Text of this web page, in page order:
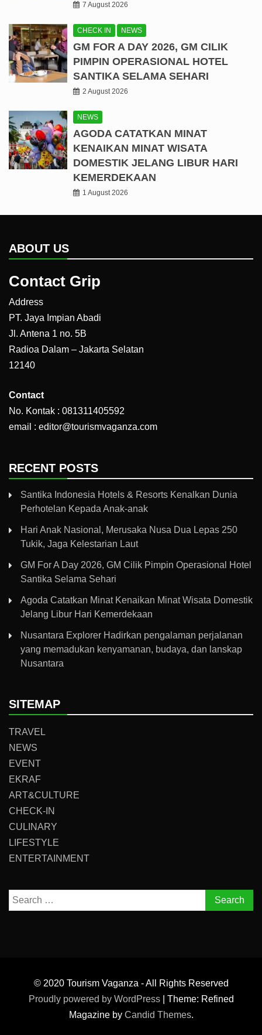
7 August 2026
CHECK IN NEWS
GM FOR A DAY 2026, GM CILIK
PIMPIN OPERASIONAL HOTEL
SANTIKA SELAMA SEHARI
2 August 2026
NEWS
AGODA CATATKAN MINAT
KENAIKAN MINAT WISATA
DOMESTIK JELANG LIBUR HARI
KEMERDEKAAN
1 August 2026
ABOUT US
Contact Grip
Address
PT. Jaya Impian Abadi
Jl. Antena 1 no. 5B
Radioa Dalam – Jakarta Selatan
12140
Contact
No. Kontak : 081311405592
email : editor@tourismvaganza.com
RECENT POSTS
Santika Indonesia Hotels & Resorts Kenalkan Dunia
Perhotelan Kepada Anak-anak
Hari Anak Nasional, Merusaka Nusa Dua Lepas 250
Tukik, Jaga Kelestarian Laut
GM For A Day 2026, GM Cilik Pimpin Operasional Hotel
Santika Selama Sehari
Agoda Catatkan Minat Kenaikan Minat Wisata Domestik
Jelang Libur Hari Kemerdekaan
Nusantara Explorer Hadirkan pengalaman perjalanan
yang memadukan kenyamanan, budaya, dan lanskap
Nusantara
SITEMAP
TRAVEL
NEWS
EVENT
EKRAF
ART&CULTURE
CHECK-IN
CULINARY
LIFESTYLE
ENTERTAINMENT
Search
for:
© 2020 Tourism Vaganza - All Rights Reserved
Proudly powered by WordPress
Theme: Refined
Magazine by Candid Themes.